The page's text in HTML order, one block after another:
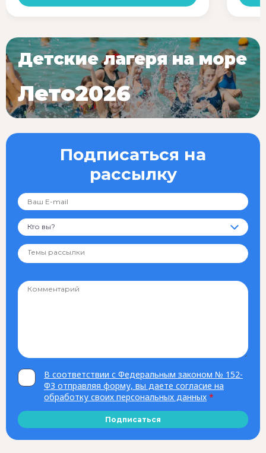
Подписаться на
рассылку
Кто вы?
В соответствии с Федеральным законом № 152-
ФЗ отправляя форму, вы даете согласие на
обработку своих персональных данных *
Подписаться
Детские лагеря на море
Лето2026